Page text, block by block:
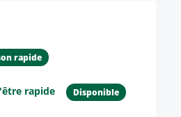
rapide
rapide Disponible